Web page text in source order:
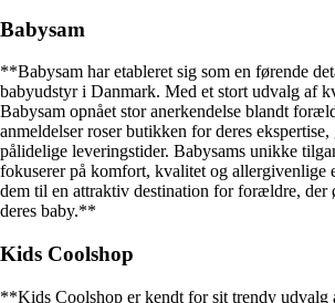
Babysam
**Babysam har etableret sig som en førende
babyudstyr i Danmark. Med et stort udvalg af
Babysam opnået stor anerkendelse blandt
anmeldelser roser butikken for deres
pålidelige leveringstider. Babysams unikke
fokuserer på komfort, kvalitet og allergivenlige
dem til en attraktiv destination for forældre, der
deres baby.**
Kids Coolshop
**Kids Coolshop er kendt for sit trendy udvalg